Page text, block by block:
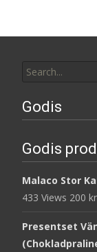
for:
Godis
Godis
Malaco Stor
433 Views 200 kr
Presentset